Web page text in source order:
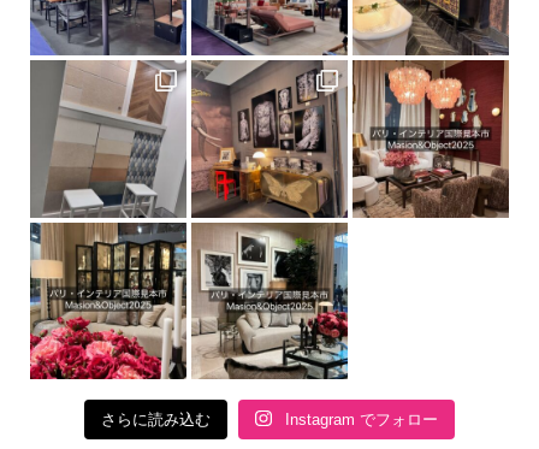
さらに読み込む Instagram でフォロー